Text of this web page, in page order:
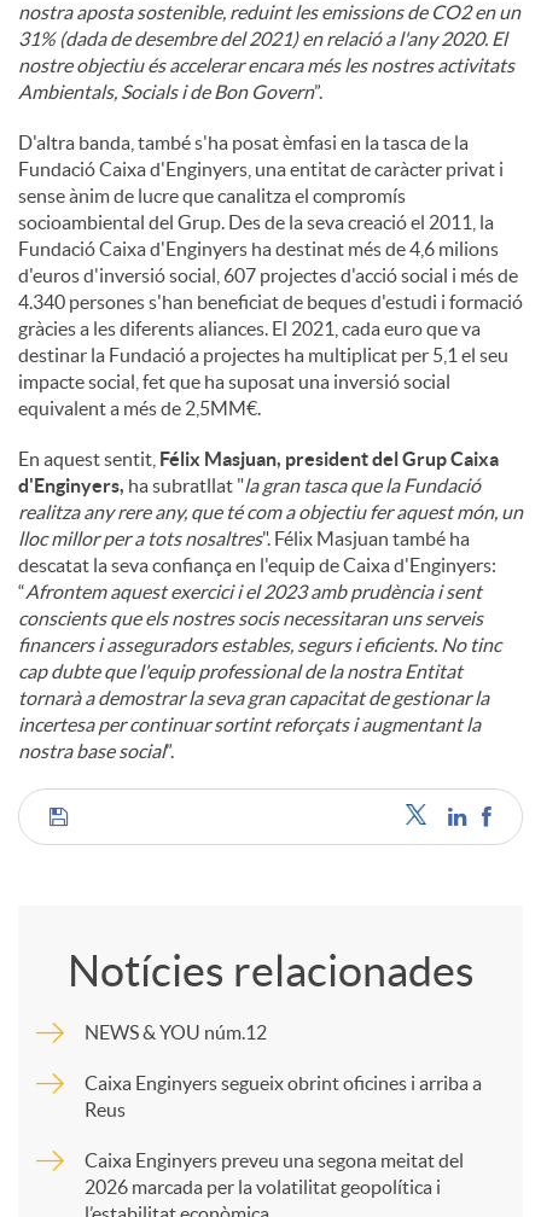
nostra aposta sostenible, reduint les emissions de CO2 en un
31% (dada de desembre del 2021) en relació a l'any 2020. El
nostre objectiu és accelerar encara més les nostres activitats
Ambientals, Socials i de Bon Govern”.
D'altra banda, també s'ha posat èmfasi en la tasca de la
Fundació Caixa d'Enginyers, una entitat de caràcter privat i
sense ànim de lucre que canalitza el compromís
socioambiental del Grup. Des de la seva creació el 2011, la
Fundació Caixa d'Enginyers ha destinat més de 4,6 milions
d'euros d'inversió social, 607 projectes d'acció social i més de
4.340 persones s'han beneficiat de beques d'estudi i formació
gràcies a les diferents aliances. El 2021, cada euro que va
destinar la Fundació a projectes ha multiplicat per 5,1 el seu
impacte social, fet que ha suposat una inversió social
equivalent a més de 2,5MM€.
En aquest sentit, Félix Masjuan, president del Grup Caixa
d'Enginyers, ha subratllat "la gran tasca que la Fundació
realitza any rere any, que té com a objectiu fer aquest món, un
lloc millor per a tots nosaltres". Félix Masjuan també ha
descatat la seva confiança en l'equip de Caixa d'Enginyers:
“Afrontem aquest exercici i el 2023 amb prudència i sent
conscients que els nostres socis necessitaran uns serveis
financers i asseguradors estables, segurs i eficients. No tinc
cap dubte que l'equip professional de la nostra Entitat
tornarà a demostrar la seva gran capacitat de gestionar la
incertesa per continuar sortint reforçats i augmentant la
nostra base social”.
C
m
p
a
Notícies relacionades
NEWS & YOU núm.12
Caixa Enginyers segueix obrint oficines i arriba a
Reus
Caixa Enginyers preveu una segona meitat del
2026 marcada per la volatilitat geopolítica i